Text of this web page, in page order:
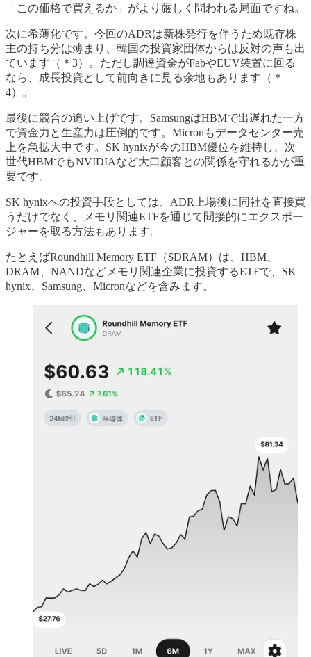
「この価格で買えるか」がより厳しく問われる局面ですね。
次に希薄化です。今回のADRは新株発行を伴うため既存株
主の持ち分は薄まり、韓国の投資家団体からは反対の声も出
ています（＊3）。ただし調達資金がFabやEUV装置に回る
なら、成長投資として前向きに見る余地もあります（＊
4）。
最後に競合の追い上げです。SamsungはHBMで出遅れた一方
で資金力と生産力は圧倒的です。Micronもデータセンター売
上を急拡大中です。SK hynixが今のHBM優位を維持し、次
世代HBMでもNVIDIAなど大口顧客との関係を守れるかが重
要です。
SK hynixへの投資手段としては、ADR上場後に同社を直接買
うだけでなく、メモリ関連ETFを通じて間接的にエクスポー
ジャーを取る方法もあります。
たとえばRoundhill Memory ETF（$DRAM）は、HBM、
DRAM、NANDなどメモリ関連企業に投資するETFで、SK
hynix、Samsung、Micronなどを含みます。